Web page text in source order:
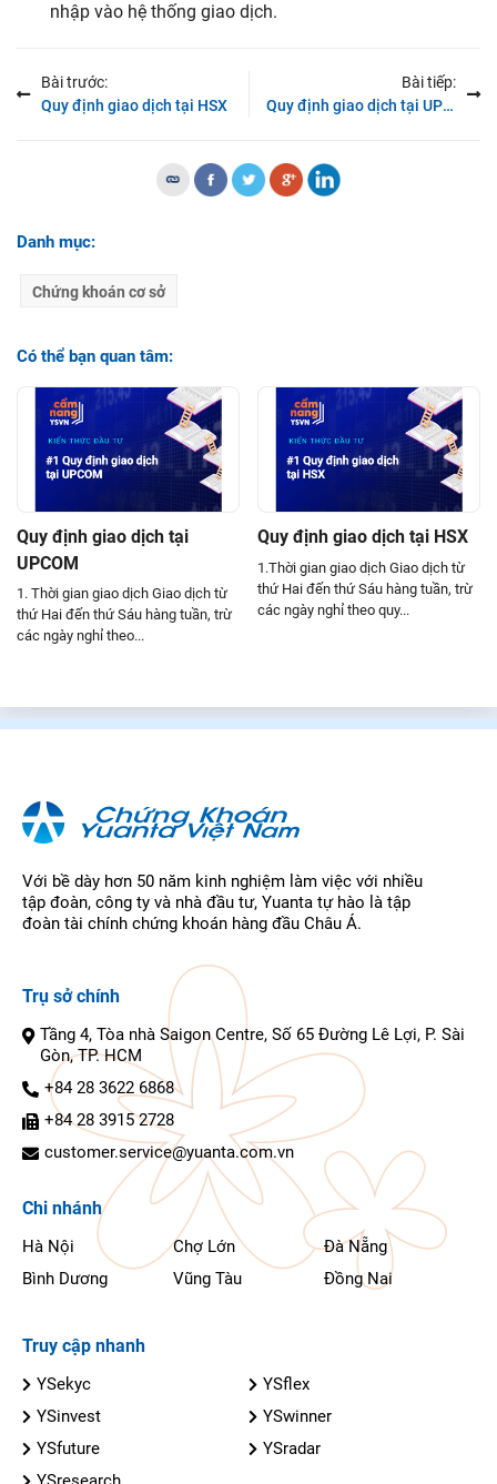
nhập vào hệ thống giao dịch.
Bài trước:
Quy định giao dịch tại HSX
Bài tiếp:
Quy định giao dịch tại UPCOM
Danh mục:
Chứng khoán cơ sở
Có thể bạn quan tâm:
Quy định giao dịch tại
UPCOM
1. Thời gian giao dịch Giao dịch từ
thứ Hai đến thứ Sáu hàng tuần, trừ
các ngày nghỉ theo...
Quy định giao dịch tại HSX
1.Thời gian giao dịch Giao dịch từ
thứ Hai đến thứ Sáu hàng tuần, trừ
các ngày nghỉ theo quy...
Với bề dày hơn 50 năm kinh nghiệm làm việc với nhiều
tập đoàn, công ty và nhà đầu tư, Yuanta tự hào là tập
đoàn tài chính chứng khoán hàng đầu Châu Á.
Trụ sở chính
Tầng 4, Tòa nhà Saigon Centre, Số 65 Đường Lê Lợi, P. Sài
Gòn, TP. HCM
+84 28 3622 6868
+84 28 3915 2728
customer.service@yuanta.com.vn
Chi nhánh
Hà Nội Chợ Lớn
Đà Nẵng
Bình Dương
Vũng Tàu Đồng Nai
Truy cập nhanh
YSekyc
YSflex
YSinvest
YSwinner
YSfuture
YSradar